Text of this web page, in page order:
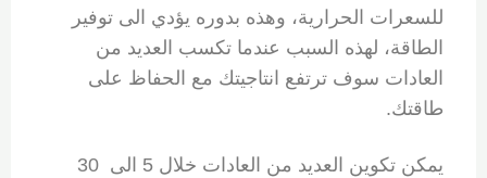
للسعرات الحرارية، وهذه بدوره يؤدي الى توفير
الطاقة، لهذه السبب عندما تكسب العديد من
العادات سوف ترتفع انتاجيتك مع الحفاظ على
طاقتك.
يمكن تكوين العديد من العادات خلال 5 الى 30